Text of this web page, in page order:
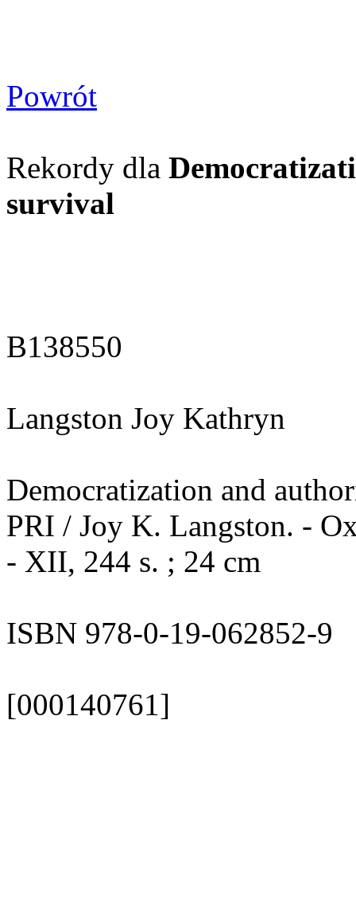
Powrót
Rekordy dla
survival
B138550
Langston Joy Kathryn
Democratization and
PRI / Joy K. Langston. -
- XII, 244 s. ; 24 cm
ISBN 978-0-19-062852-9
[000140761]